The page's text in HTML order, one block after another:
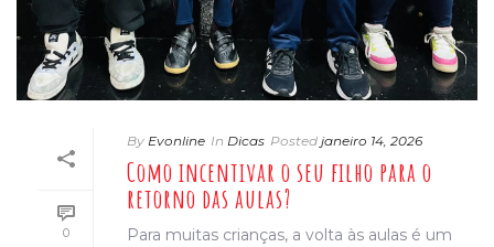
0
By Evonline In Dicas Posted janeiro 14, 2026
Como incentivar o seu filho para o
retorno das aulas?
Para muitas crianças, a volta às aulas é um